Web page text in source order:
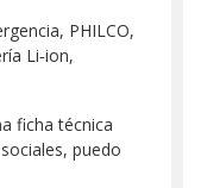
PHILCO,
Li‑ion,
ficha técnica
puedo